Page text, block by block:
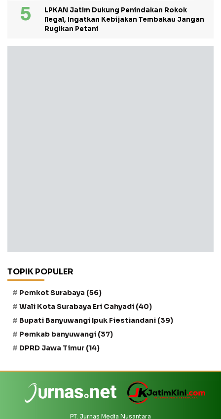
LPKAN Jatim Dukung Penindakan Rokok
Ilegal, Ingatkan Kebijakan Tembakau Jangan
Rugikan Petani
TOPIK POPULER
Pemkot Surabaya (56)
Wali Kota Surabaya Eri Cahyadi (40)
Bupati Banyuwangi Ipuk Fiestiandani (39)
Pemkab banyuwangi (37)
DPRD Jawa Timur (14)
PT. Jurnas Media Nusantara